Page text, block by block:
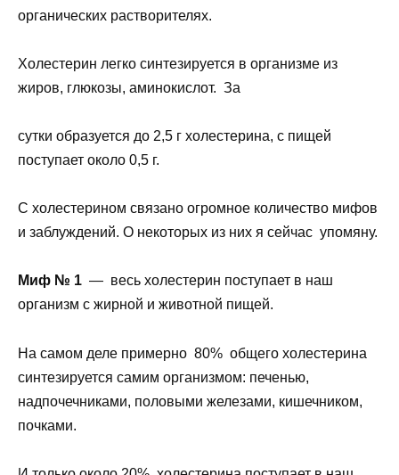
органических растворителях.
Холестерин легко синтезируется в организме из
жиров, глюкозы, аминокислот. За
сутки образуется до 2,5 г холестерина, с пищей
поступает около 0,5 г.
С холестерином связано огромное количество мифов
и заблуждений. О некоторых из них я сейчас упомяну.
Миф № 1 — весь холестерин поступает в наш
организм с жирной и животной пищей.
На самом деле примерно 80% общего холестерина
синтезируется самим организмом: печенью,
надпочечниками, половыми железами, кишечником,
почками.